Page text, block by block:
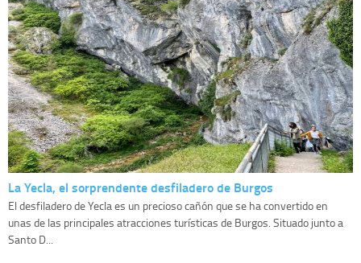
La Yecla, el sorprendente desfiladero de Burgos
El desfiladero de Yecla es un precioso cañón que se ha convertido en
unas de las principales atracciones turísticas de Burgos. Situado junto a
Santo D...